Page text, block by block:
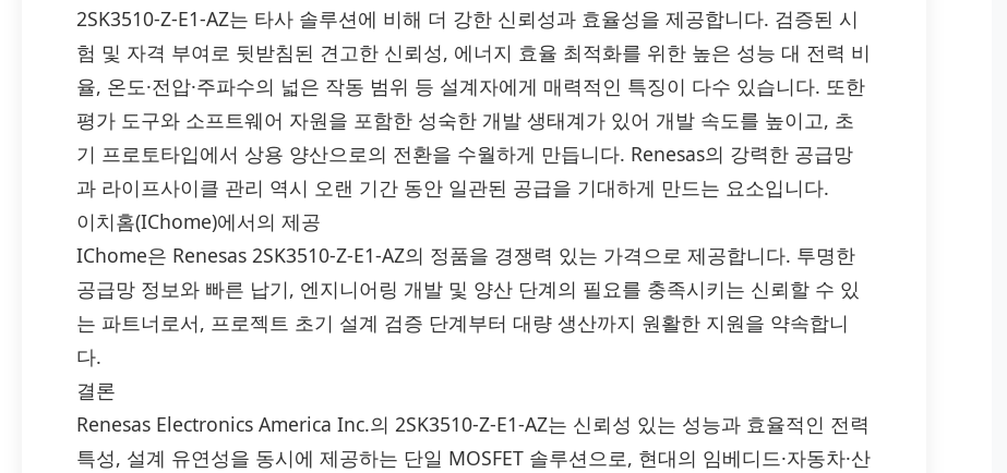
2SK3510-Z-E1-AZ는 타사 솔루션에 비해 더 강한 신뢰성과 효율성을 제공합니다. 검증된 시
험 및 자격 부여로 뒷받침된 견고한 신뢰성, 에너지 효율 최적화를 위한 높은 성능 대 전력 비
율, 온도·전압·주파수의 넓은 작동 범위 등 설계자에게 매력적인 특징이 다수 있습니다. 또한
평가 도구와 소프트웨어 자원을 포함한 성숙한 개발 생태계가 있어 개발 속도를 높이고, 초
기 프로토타입에서 상용 양산으로의 전환을 수월하게 만듭니다. Renesas의 강력한 공급망
과 라이프사이클 관리 역시 오랜 기간 동안 일관된 공급을 기대하게 만드는 요소입니다.
이치홈(IChome)에서의 제공
IChome은 Renesas 2SK3510-Z-E1-AZ의 정품을 경쟁력 있는 가격으로 제공합니다. 투명한
공급망 정보와 빠른 납기, 엔지니어링 개발 및 양산 단계의 필요를 충족시키는 신뢰할 수 있
는 파트너로서, 프로젝트 초기 설계 검증 단계부터 대량 생산까지 원활한 지원을 약속합니
다.
결론
Renesas Electronics America Inc.의 2SK3510-Z-E1-AZ는 신뢰성 있는 성능과 효율적인 전력
특성, 설계 유연성을 동시에 제공하는 단일 MOSFET 솔루션으로, 현대의 임베디드·자동차·산